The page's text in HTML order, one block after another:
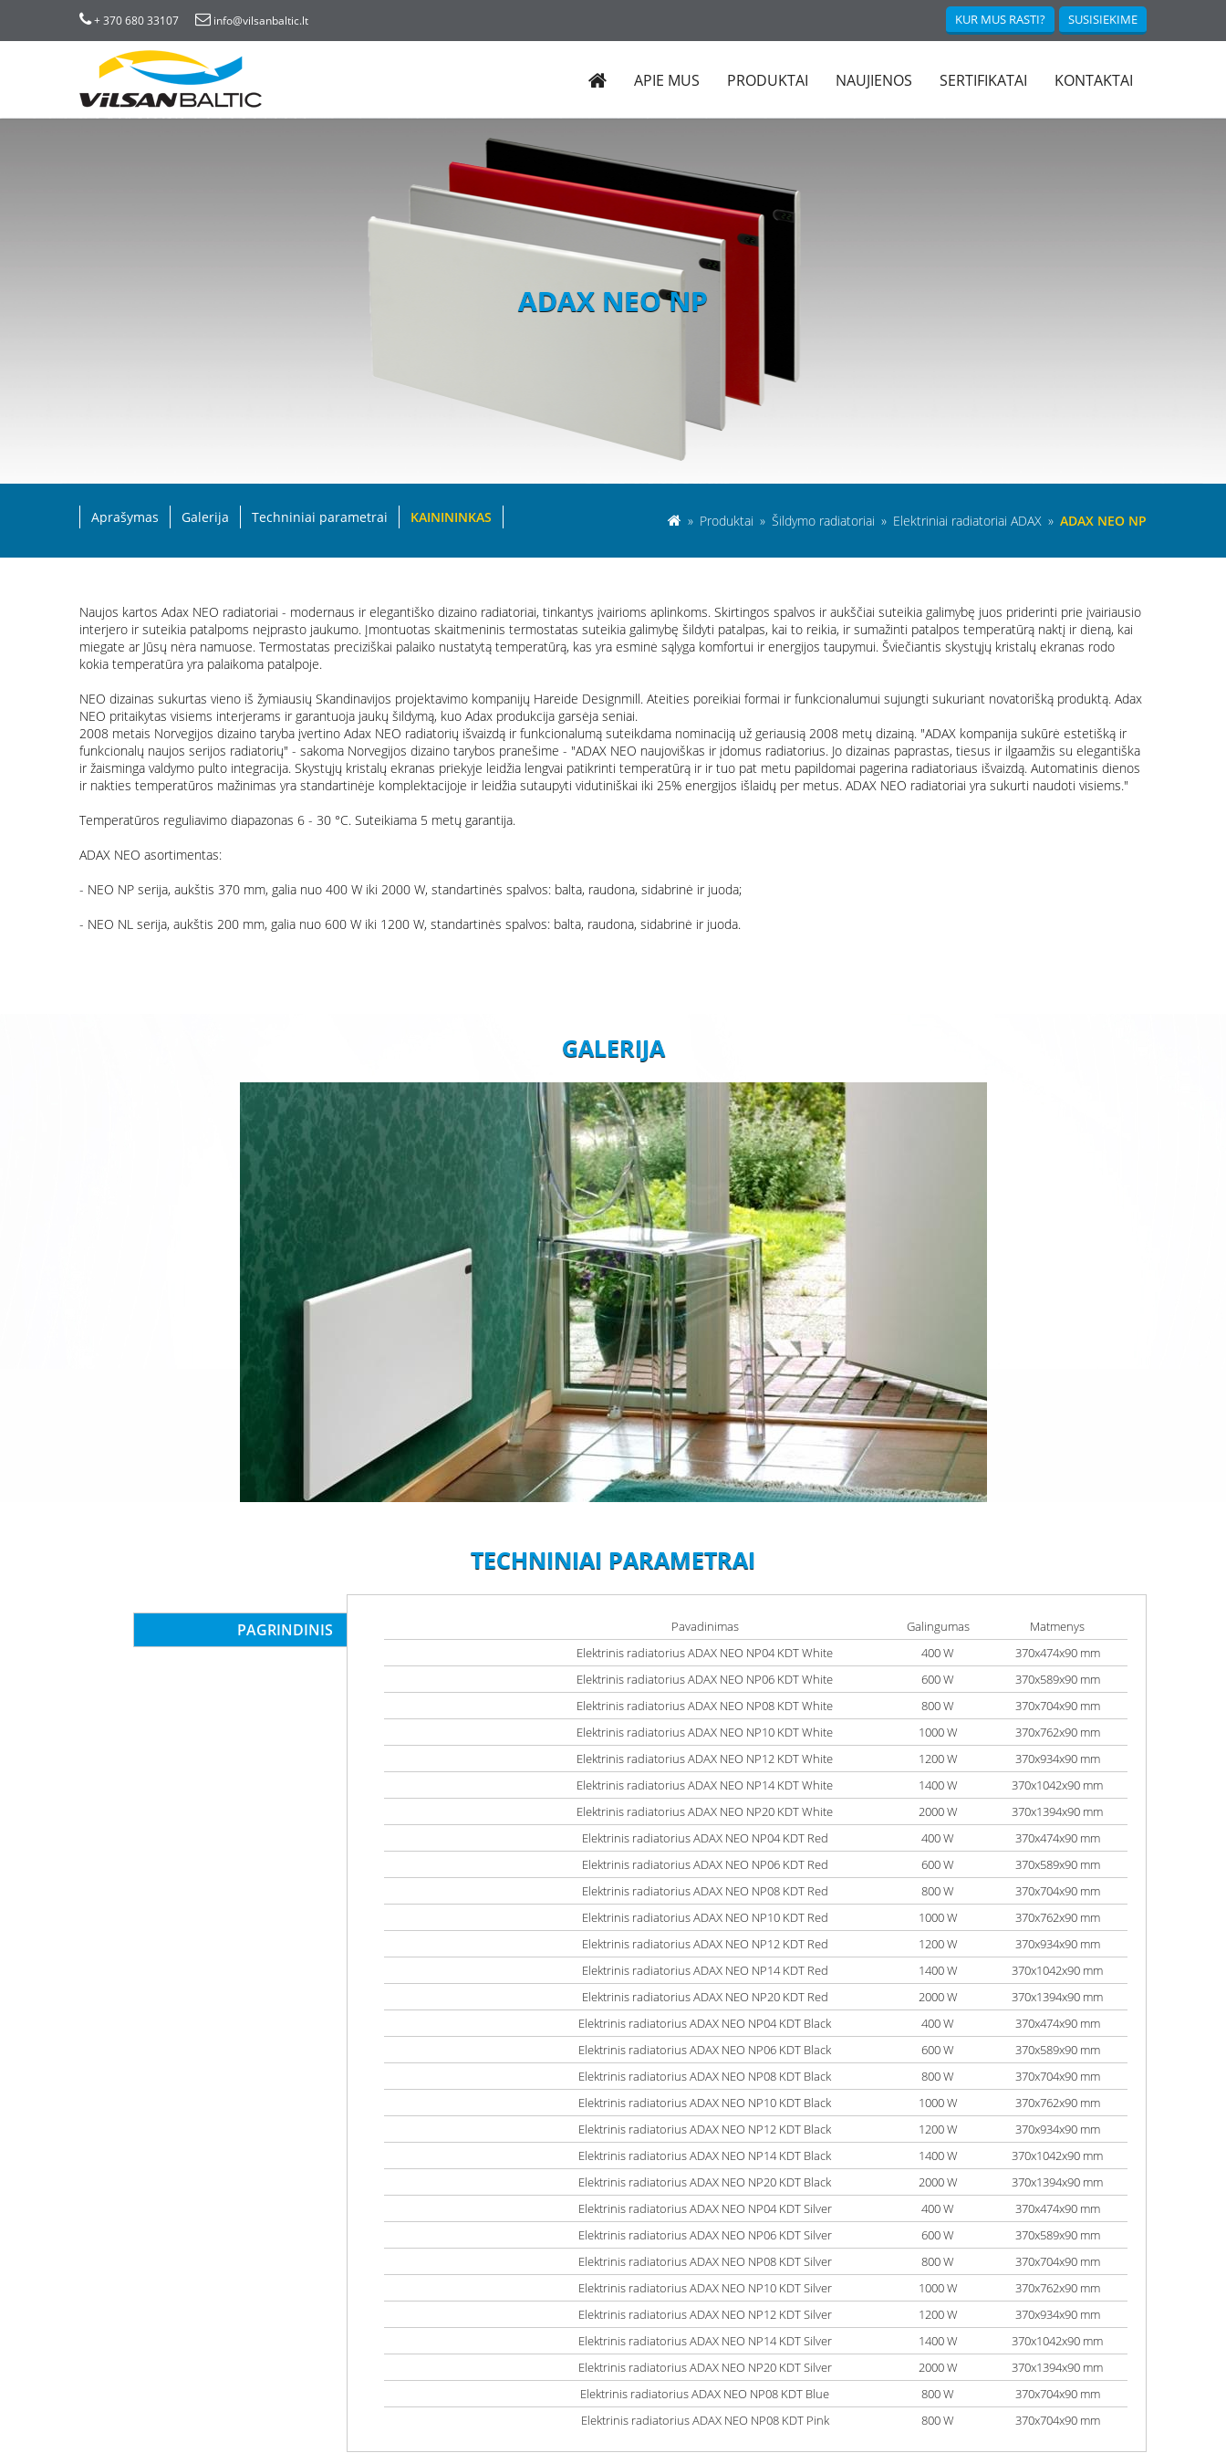
+ 370 680 33107 info@vilsanbaltic.lt SUSISIEKIME
KUR MUS RASTI?
APIE MUS PRODUKTAI NAUJIENOS SERTIFIKATAI KONTAKTAI
ADAX NEO NP
Aprašymas Galerija Techniniai parametrai KAINININKAS » Produktai » Šildymo radiatoriai » Elektriniai radiatoriai ADAX » ADAX NEO NP
Naujos kartos Adax NEO radiatoriai - modernaus ir elegantiško dizaino radiatoriai, tinkantys įvairioms aplinkoms. Skirtingos spalvos ir aukščiai suteikia galimybę juos priderinti prie įvairiausio
interjero ir suteikia patalpoms neįprasto jaukumo. Įmontuotas skaitmeninis termostatas suteikia galimybę šildyti patalpas, kai to reikia, ir sumažinti patalpos temperatūrą naktį ir dieną, kai
miegate ar Jūsų nėra namuose. Termostatas preciziškai palaiko nustatytą temperatūrą, kas yra esminė sąlyga komfortui ir energijos taupymui. Šviečiantis skystųjų kristalų ekranas rodo
kokia temperatūra yra palaikoma patalpoje.
NEO dizainas sukurtas vieno iš žymiausių Skandinavijos projektavimo kompanijų Hareide Designmill. Ateities poreikiai formai ir funkcionalumui sujungti sukuriant novatorišką produktą. Adax
NEO pritaikytas visiems interjerams ir garantuoja jaukų šildymą, kuo Adax produkcija garsėja seniai.
2008 metais Norvegijos dizaino taryba įvertino Adax NEO radiatorių išvaizdą ir funkcionalumą suteikdama nominaciją už geriausią 2008 metų dizainą. "ADAX kompanija sukūrė estetišką ir
funkcionalų naujos serijos radiatorių" - sakoma Norvegijos dizaino tarybos pranešime - "ADAX NEO naujoviškas ir įdomus radiatorius. Jo dizainas paprastas, tiesus ir ilgaamžis su elegantiška
ir žaisminga valdymo pulto integracija. Skystųjų kristalų ekranas priekyje leidžia lengvai patikrinti temperatūrą ir ir tuo pat metu papildomai pagerina radiatoriaus išvaizdą. Automatinis dienos
ir nakties temperatūros mažinimas yra standartinėje komplektacijoje ir leidžia sutaupyti vidutiniškai iki 25% energijos išlaidų per metus. ADAX NEO radiatoriai yra sukurti naudoti visiems."
Temperatūros reguliavimo diapazonas 6 - 30 °C. Suteikiama 5 metų garantija.
ADAX NEO asortimentas:
- NEO NP serija, aukštis 370 mm, galia nuo 400 W iki 2000 W, standartinės spalvos: balta, raudona, sidabrinė ir juoda;
- NEO NL serija, aukštis 200 mm, galia nuo 600 W iki 1200 W, standartinės spalvos: balta, raudona, sidabrinė ir juoda.
GALERIJA
TECHNINIAI PARAMETRAI
PAGRINDINIS Pavadinimas Galingumas
Matmenys
Elektrinis radiatorius ADAX NEO NP04 KDT White
400 W
370x474x90 mm
Elektrinis radiatorius ADAX NEO NP06 KDT White
600 W
370x589x90 mm
Elektrinis radiatorius ADAX NEO NP08 KDT White
800 W
370x704x90 mm
Elektrinis radiatorius ADAX NEO NP10 KDT White
1000 W
370x762x90 mm
Elektrinis radiatorius ADAX NEO NP12 KDT White
1200 W
370x934x90 mm
Elektrinis radiatorius ADAX NEO NP14 KDT White
1400 W
370x1042x90 mm
Elektrinis radiatorius ADAX NEO NP20 KDT White
2000 W
370x1394x90 mm
Elektrinis radiatorius ADAX NEO NP04 KDT Red
400 W
370x474x90 mm
Elektrinis radiatorius ADAX NEO NP06 KDT Red
600 W
370x589x90 mm
Elektrinis radiatorius ADAX NEO NP08 KDT Red
800 W
370x704x90 mm
Elektrinis radiatorius ADAX NEO NP10 KDT Red
1000 W
370x762x90 mm
Elektrinis radiatorius ADAX NEO NP12 KDT Red
1200 W
370x934x90 mm
Elektrinis radiatorius ADAX NEO NP14 KDT Red
1400 W
370x1042x90 mm
Elektrinis radiatorius ADAX NEO NP20 KDT Red
2000 W
370x1394x90 mm
Elektrinis radiatorius ADAX NEO NP04 KDT Black
400 W
370x474x90 mm
Elektrinis radiatorius ADAX NEO NP06 KDT Black
600 W
370x589x90 mm
Elektrinis radiatorius ADAX NEO NP08 KDT Black
800 W
370x704x90 mm
Elektrinis radiatorius ADAX NEO NP10 KDT Black
1000 W
370x762x90 mm
Elektrinis radiatorius ADAX NEO NP12 KDT Black
1200 W
370x934x90 mm
Elektrinis radiatorius ADAX NEO NP14 KDT Black
1400 W
370x1042x90 mm
Elektrinis radiatorius ADAX NEO NP20 KDT Black
2000 W
370x1394x90 mm
Elektrinis radiatorius ADAX NEO NP04 KDT Silver
400 W
370x474x90 mm
Elektrinis radiatorius ADAX NEO NP06 KDT Silver
600 W
370x589x90 mm
Elektrinis radiatorius ADAX NEO NP08 KDT Silver
800 W
370x704x90 mm
Elektrinis radiatorius ADAX NEO NP10 KDT Silver
1000 W
370x762x90 mm
Elektrinis radiatorius ADAX NEO NP12 KDT Silver
1200 W
370x934x90 mm
Elektrinis radiatorius ADAX NEO NP14 KDT Silver
1400 W
370x1042x90 mm
Elektrinis radiatorius ADAX NEO NP20 KDT Silver
2000 W
370x1394x90 mm
Elektrinis radiatorius ADAX NEO NP08 KDT Blue
800 W
370x704x90 mm
Elektrinis radiatorius ADAX NEO NP08 KDT Pink
800 W 370x704x90 mm